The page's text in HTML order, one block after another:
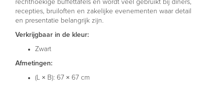
rechthoekige buffettafels en wordt veel gebruikt bij diners,
recepties, bruiloften en zakelijke evenementen waar detail
en presentatie belangrijk zijn.
Verkrijgbaar in de kleur:
Zwart
Afmetingen:
(L × B): 67 × 67 cm